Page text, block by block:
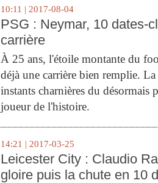
10:11 | 2017-08-04
PSG : Neymar, 10 dates-
carrière
À 25 ans, l'étoile montante du
déjà une carrière bien remplie.
instants charnières du désormais
joueur de l'histoire.
14:21 | 2017-03-25
Leicester City : Claudio
gloire puis la chute en 10